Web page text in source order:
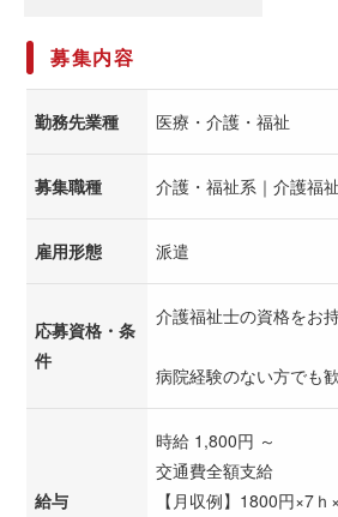
募集内容
勤務先業種 医療・介護・福祉
募集職種 介護・福祉系｜介護福
雇用形態 派遣
応募資格・条
件
介護福祉士の資格をお
病院経験のない方でも
給与
時給 1,800円 ～
交通費全額支給
【月収例】1800円×7